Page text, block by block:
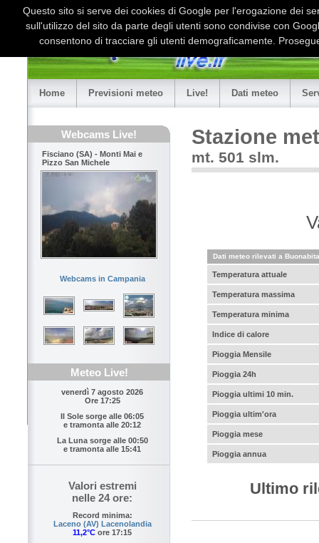
Home Previsioni meteo Live! Dati meteo
Webcams Live!
Fisciano (SA) - Monti Mai e
Pizzo San Michele
Webcams in Campania
Meteo Live!
venerdì 7 agosto 2026
Ore 17:25
Il Sole sorge alle 06:05
e tramonta alle 20:12
La Luna sorge alle 00:50
e tramonta alle 15:41
Valori estremi
nelle 24 ore:
Record minima:
Laceno (AV) Lacenolandia
11,2°C ore 17:15
Stazione
mt. 501 slm.
Dati meteo rilevati a
Temperatura attuale
Temperatura massima
Temperatura minima
Indice di calore
Pioggia Mensile
Pioggia 24h
Pioggia ultimi 10 min.
Pioggia ultim'ora
Pioggia mese
Pioggia annua
Ultimo
Questo sito si serve dei cookies di Google per l'erogazione dei
sull'utilizzo del sito da parte degli utenti sono condivise con
consentono di tracciare gli utenti demograficamente.